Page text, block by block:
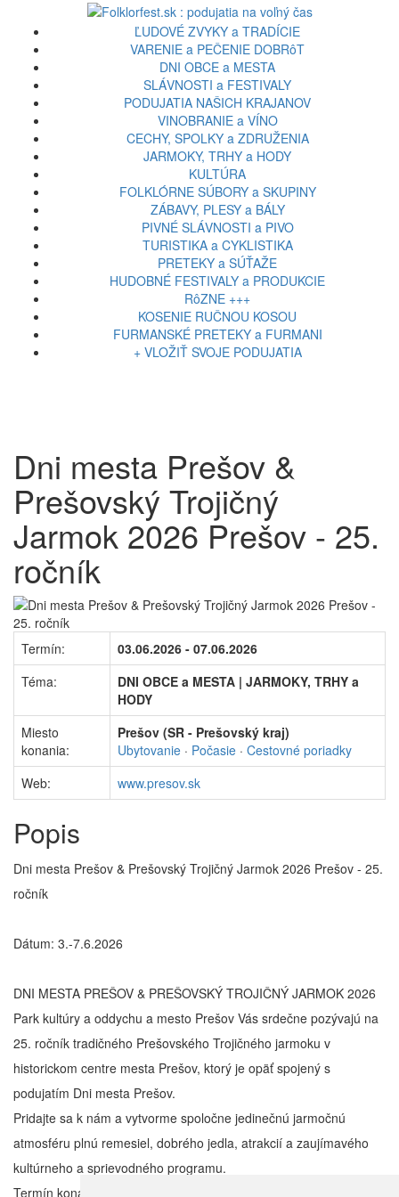
ĽUDOVÉ ZVYKY a TRADÍCIE
VARENIE a PEČENIE DOBRôT
DNI OBCE a MESTA
SLÁVNOSTI a FESTIVALY
PODUJATIA NAŠICH KRAJANOV
VINOBRANIE a VÍNO
CECHY, SPOLKY a ZDRUŽENIA
JARMOKY, TRHY a HODY
KULTÚRA
FOLKLÓRNE SÚBORY a SKUPINY
ZÁBAVY, PLESY a BÁLY
PIVNÉ SLÁVNOSTI a PIVO
TURISTIKA a CYKLISTIKA
PRETEKY a SÚŤAŽE
HUDOBNÉ FESTIVALY a PRODUKCIE
RôZNE +++
KOSENIE RUČNOU KOSOU
FURMANSKÉ PRETEKY a FURMANI
+ VLOŽIŤ SVOJE PODUJATIA
Dni mesta Prešov &
Prešovský Trojičný
Jarmok 2026 Prešov - 25.
ročník
Termín:
03.06.2026 - 07.06.2026
Téma:
DNI OBCE a MESTA | JARMOKY, TRHY a
HODY
Miesto
konania:
Prešov (SR - Prešovský kraj)
Ubytovanie · Počasie · Cestovné poriadky
Web:
www.presov.sk
Popis
Dni mesta Prešov & Prešovský Trojičný Jarmok 2026 Prešov - 25.
ročník
Dátum: 3.-7.6.2026
DNI MESTA PREŠOV & PREŠOVSKÝ TROJIČNÝ JARMOK 2026
Park kultúry a oddychu a mesto Prešov Vás srdečne pozývajú na
25. ročník tradičného Prešovského Trojičného jarmoku v
historickom centre mesta Prešov, ktorý je opäť spojený s
podujatím Dni mesta Prešov.
Pridajte sa k nám a vytvorme spoločne jedinečnú jarmočnú
atmosféru plnú remesiel, dobrého jedla, atrakcií a zaujímavého
kultúrneho a sprievodného programu.
Termín konania: 3. – 7. jún 2026